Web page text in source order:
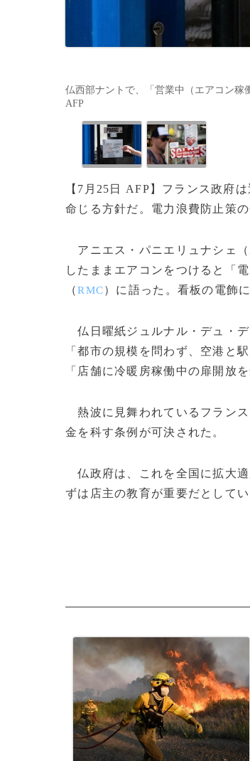
仏西部ナントで、「営業中（エアコン稼
AFP
【7月25日 AFP】フランス政府
命じる方針だ。電力浪費防止策
アニエス・パニエリュナシェ（
したままエアコンをつけると「
（RMC）に語った。看板の電飾
仏日曜紙ジュルナル・デュ・デ
「都市の規模を問わず、空港と
「店舗に冷暖房稼働中の扉開放
熱波に見舞われているフラン
金を科す条例が可決された。
仏政府は、これを全国に拡大適
ずは店主の教育が重要だとして